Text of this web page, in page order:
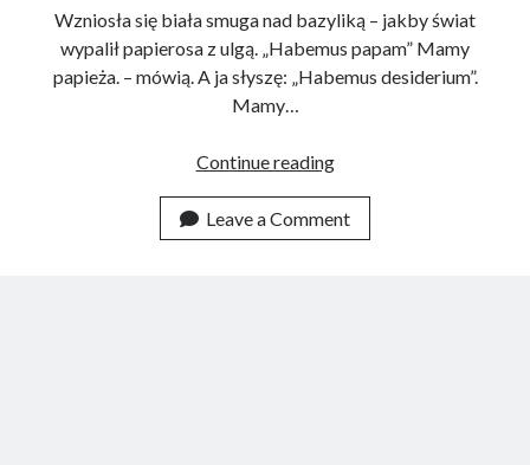
Wzniosła się biała smuga nad bazyliką – jakby świat
wypalił papierosa z ulgą. „Habemus papam” Mamy
papieża. – mówią. A ja słyszę: „Habemus desiderium”.
Mamy…
Continue readingPomiędzy
a
pragnieniem
Leave a Comment